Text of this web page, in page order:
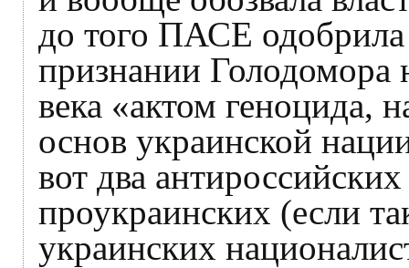
до того ПАСЕ
признании
века «актом геноцида,
основ украинской
вот два
проукраинских (если
украинских